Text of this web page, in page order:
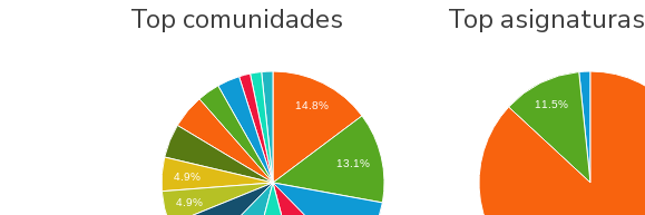
Top comunidades
14.8%
13.1%
4.9%
4.9%
Top asignaturas
11.5%